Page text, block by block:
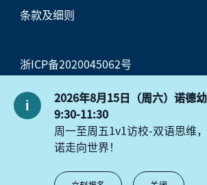
2026年8月15日（周六）诺德
9:30-11:30
周一至周五1v1访校-双语思维
诺走向世界！
条款及细则
浙ICP备2020045062号
浙公网安备33049802000570号